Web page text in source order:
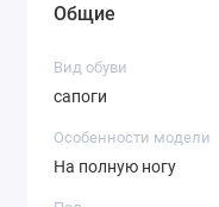
Общие
Вид обуви
сапоги
Особенности модели
На полную ногу